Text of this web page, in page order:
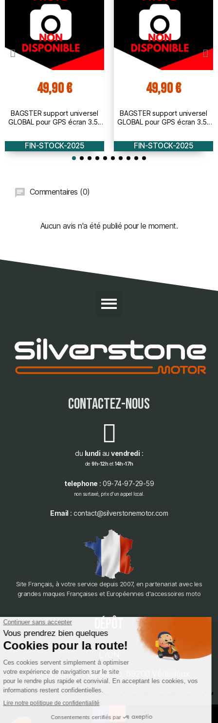
49,90 €
BAGSTER support universel
GLOBAL pour GPS écran 3.5''
FIN-STOCK-2025
49,90 €
BAGSTER support universel
GLOBAL pour GPS écran 3.5''
FIN-STOCK-2025
Commentaires (0)
Aucun avis n'a été publié pour le moment.
contactez-nous
du lundi au vendredi :
de 9h-12het 14h-17h
telephone : 09-74-97-29-59
non surtaxé, prix d'un appel local.
Email : contact@silverstonemotor.com
Site Français, à votre service depuis 2007, en partenariat avec les
grandes maques Françaises et Européennes d'accessoires moto
388 Av. Charles de Gaulle, 69200 Vénissieux